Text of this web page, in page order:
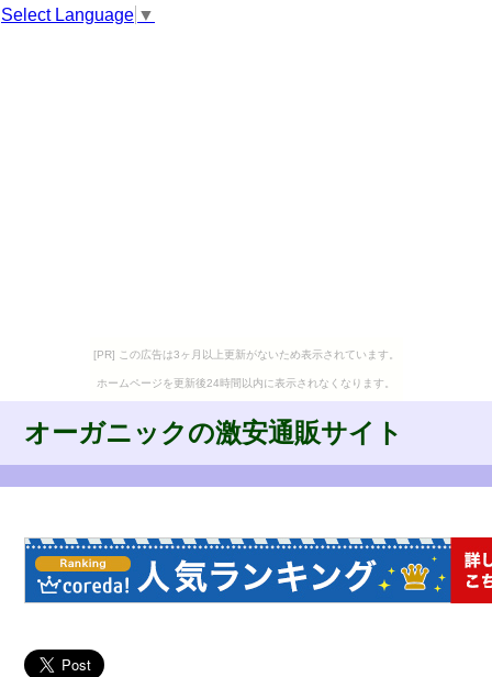
Select Language ▼
[PR] この広告は3ヶ月以上更新がないため表示されています。
ホームページを更新後24時間以内に表示されなくなります。
オーガニックの激安通販サイト